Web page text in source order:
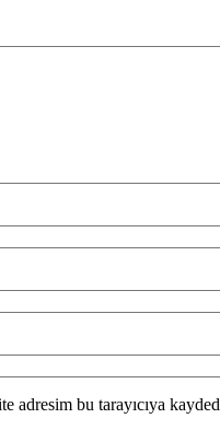
adresim bu tarayıcıya